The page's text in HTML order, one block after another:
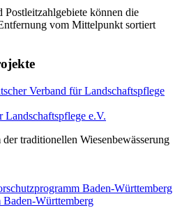
Postleitzahlgebiete können die
vom Mittelpunkt sortiert
Landschaftspflege e.V.
traditionellen Wiesenbewässerung
Württemberg